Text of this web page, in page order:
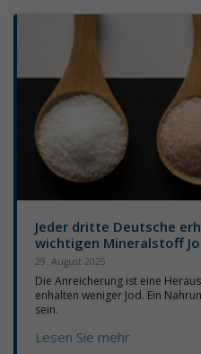
Jeder dritte Deutsche
wichtigen Mineralstoff
29. August 2025
Die Anreicherung ist eine
enhalten weniger Jod. Ein
sein.
Lesen Sie mehr